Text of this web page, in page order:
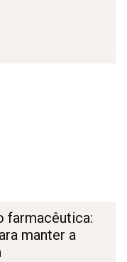
farmacêutica:
manter a